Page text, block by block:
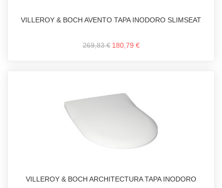
VILLEROY & BOCH AVENTO TAPA INODORO SLIMSEAT
269,83 € 180,79 €
VILLEROY & BOCH ARCHITECTURA TAPA INODORO